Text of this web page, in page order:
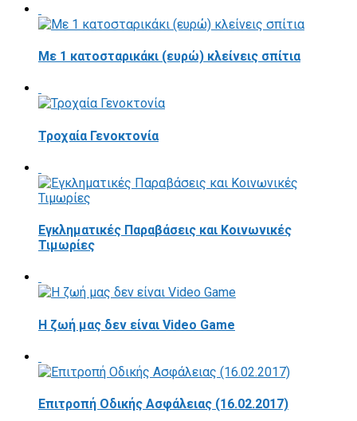
Με 1 κατοσταρικάκι (ευρώ) κλείνεις σπίτια
Τροχαία Γενοκτονία
Εγκληματικές Παραβάσεις και Κοινωνικές
Τιμωρίες
Η ζωή μας δεν είναι Video Game
Επιτροπή Οδικής Ασφάλειας (16.02.2017)